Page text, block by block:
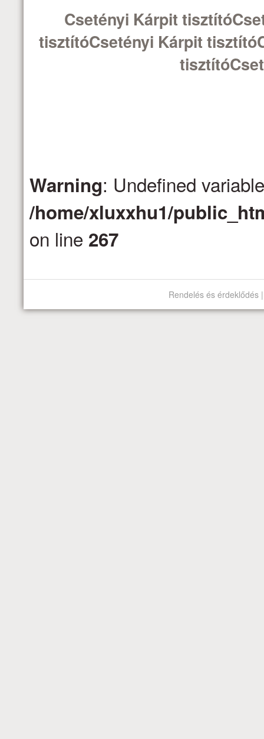
Csetényi Kárpit
tisztítóCsetényi Kárpit
Warning: Undefined
/home/xluxxhu1/
on line 267
Rendelés és érdeklődés